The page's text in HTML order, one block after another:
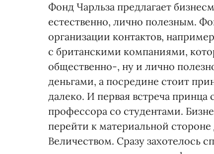
Фонд Чарльза предлагает
естественно, лично полезным.
организации контактов,
с британскими компаниями,
общественно-, ну и лично
деньгами, а посредине стоит
далеко. И первая встреча
профессора со студентами.
перейти к материальной
Величеством. Сразу захотелось